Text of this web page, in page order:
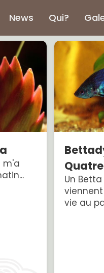
m'a
Un
vie au
News Qui?